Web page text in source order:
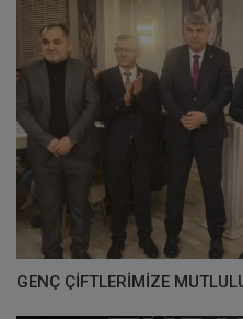
GENÇ ÇİFTLERİMİZE